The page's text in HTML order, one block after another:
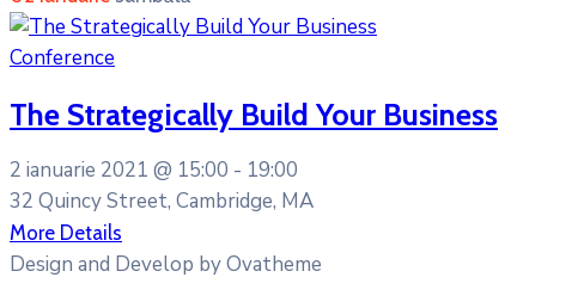
Conference
The Strategically Build Your Business
2 ianuarie 2021 @ 15:00 - 19:00
32 Quincy Street, Cambridge, MA
More Details
Design and Develop by Ovatheme